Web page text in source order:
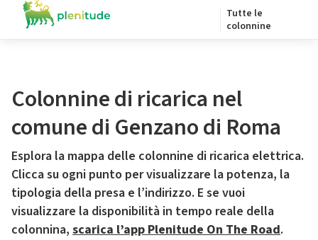
Tutte le
colonnine
Colonnine di ricarica nel
comune di Genzano di Roma
Esplora la mappa delle colonnine di ricarica elettrica.
Clicca su ogni punto per visualizzare la potenza, la
tipologia della presa e l’indirizzo. E se vuoi
visualizzare la disponibilità in tempo reale della
colonnina, scarica l’app Plenitude On The Road.